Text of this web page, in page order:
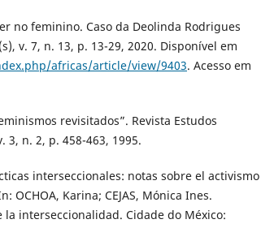
no feminino. Caso da Deolinda Rodrigues
v. 7, n. 13, p. 13-29, 2020. Disponível em
africas/article/view/9403. Acesso em
revisitados”. Revista Estudos
3, n. 2, p. 458-463, 1995.
interseccionales: notas sobre el activismo
OCHOA, Karina; CEJAS, Mónica Ines.
la interseccionalidad. Cidade do México: